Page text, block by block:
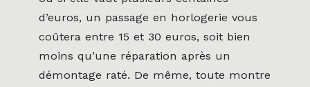
d’euros, un passage en horlogerie vous
coûtera entre 15 et 30 euros, soit bien
moins qu’une réparation après un
démontage raté. De même, toute montre